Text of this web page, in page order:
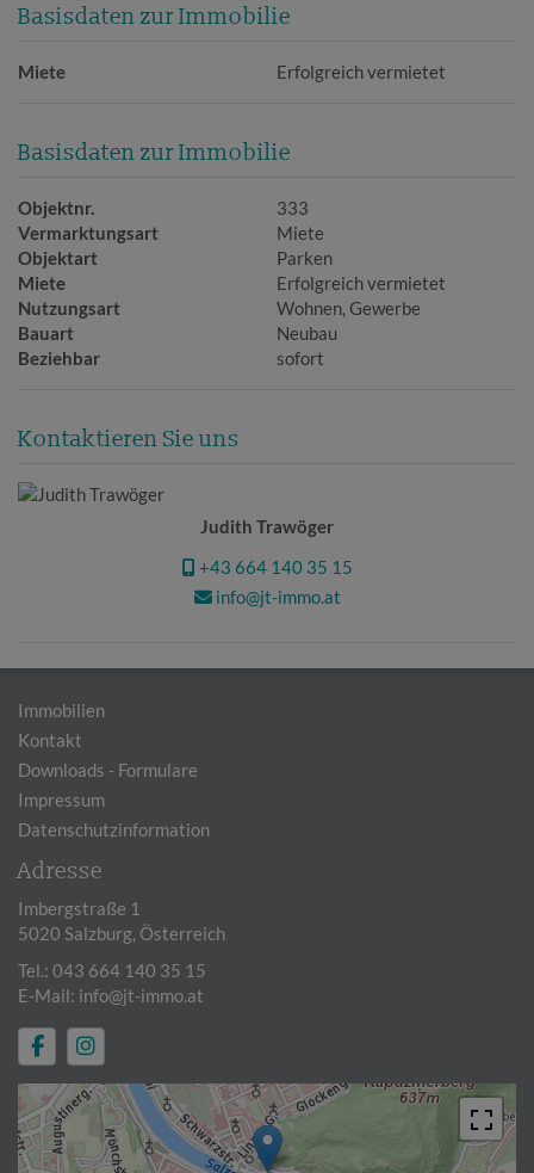
Basisdaten zur Immobilie
Miete Erfolgreich vermietet
Basisdaten zur Immobilie
Objektnr.
333
Vermarktungsart
Miete
Objektart
Parken
Miete
Erfolgreich vermietet
Nutzungsart
Wohnen Gewerbe
Bauart
Neubau
Beziehbar
sofort
Kontaktieren Sie uns
Judith Trawöger
+43 664 140 35 15
info@jt-immo.at
Immobilien
Kontakt
Downloads - Formulare
Impressum
Datenschutzinformation
Adresse
Imbergstraße 1
5020 Salzburg, Österreich
Tel.: 043 664 140 35 15
E-Mail: info@jt-immo.at